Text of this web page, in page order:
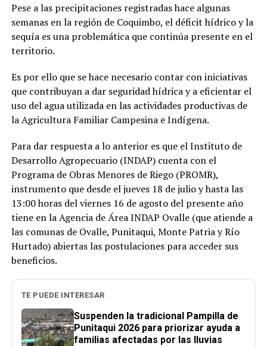
Pese a las precipitaciones registradas hace algunas
semanas en la región de Coquimbo, el déficit hídrico y la
sequía es una problemática que continúa presente en el
territorio.
Es por ello que se hace necesario contar con iniciativas
que contribuyan a dar seguridad hídrica y a eficientar el
uso del agua utilizada en las actividades productivas de
la Agricultura Familiar Campesina e Indígena.
Para dar respuesta a lo anterior es que el Instituto de
Desarrollo Agropecuario (INDAP) cuenta con el
Programa de Obras Menores de Riego (PROMR),
instrumento que desde el jueves 18 de julio y hasta las
13:00 horas del viernes 16 de agosto del presente año
tiene en la Agencia de Área INDAP Ovalle (que atiende a
las comunas de Ovalle, Punitaqui, Monte Patria y Río
Hurtado) abiertas las postulaciones para acceder sus
beneficios.
TE PUEDE INTERESAR
Suspenden la tradicional Pampilla de
Punitaqui 2026 para priorizar ayuda a
familias afectadas por las lluvias